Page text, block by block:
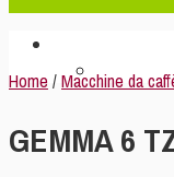
Home /Macchine da
GEMMA 6